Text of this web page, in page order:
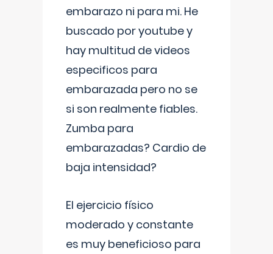
embarazo ni para mi. He
buscado por youtube y
hay multitud de videos
especificos para
embarazada pero no se
si son realmente fiables.
Zumba para
embarazadas? Cardio de
baja intensidad?
El ejercicio físico
moderado y constante
es muy beneficioso para